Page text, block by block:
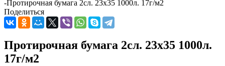
-Протирочная бумага 2сл. 23x35 1000л. 17г/м2
Поделиться
Протирочная бумага 2сл. 23x35 1000л.
17г/м2